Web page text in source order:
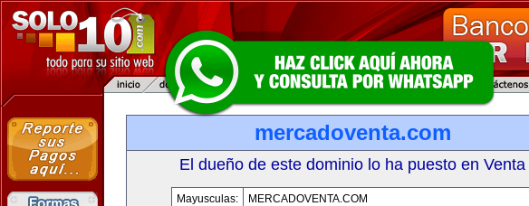
mercadoventa.com
El dueño de este dominio lo ha puesto en Venta
Mayusculas:
MERCADOVENTA.COM